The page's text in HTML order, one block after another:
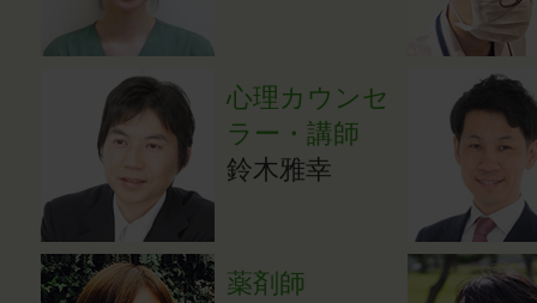
心理カウンセ
ラー・講師
鈴木雅幸
薬剤師